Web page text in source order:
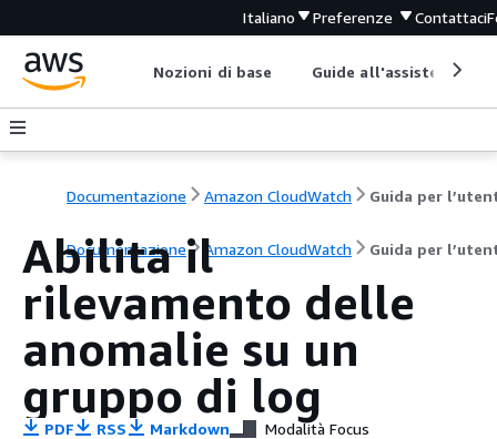
Italiano Preferenze Contattaci
Nozioni di base Guide all'assistenza
Documentazione Amazon CloudWatch Guida per
Documentazione Amazon CloudWatch Guida per
Abilita il
rilevamento delle
anomalie su un
gruppo di log
PDF RSS Markdown Modalità Focus